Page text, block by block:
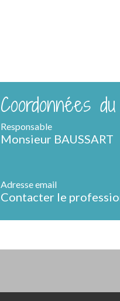
Coordonnées
Responsable
Monsieur BAUSSART
Adresse email
Contacter le